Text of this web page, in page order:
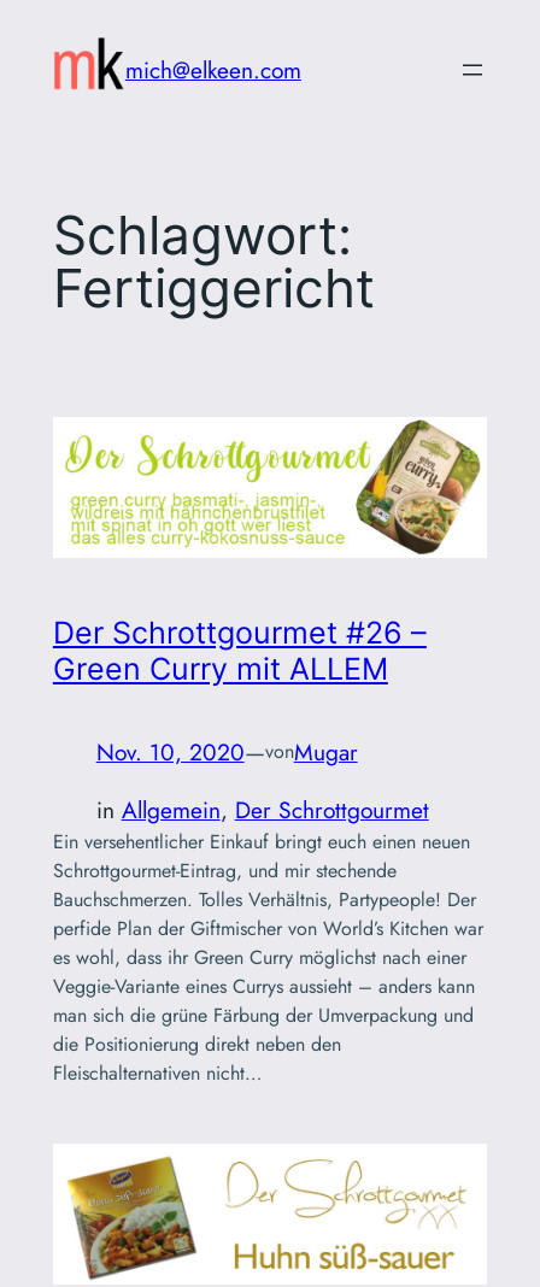
Inhalt
springen
mich@elkeen.com
Schlagwort:
Fertiggericht
Der Schrottgourmet #26 –
Green Curry mit ALLEM
Nov. 10, 2020—vonMugar
in Allgemein, Der Schrottgourmet
Ein versehentlicher Einkauf bringt euch einen neuen
Schrottgourmet-Eintrag, und mir stechende
Bauchschmerzen. Tolles Verhältnis, Partypeople! Der
perfide Plan der Giftmischer von World’s Kitchen war
es wohl, dass ihr Green Curry möglichst nach einer
Veggie-Variante eines Currys aussieht – anders kann
man sich die grüne Färbung der Umverpackung und
die Positionierung direkt neben den
Fleischalternativen nicht…